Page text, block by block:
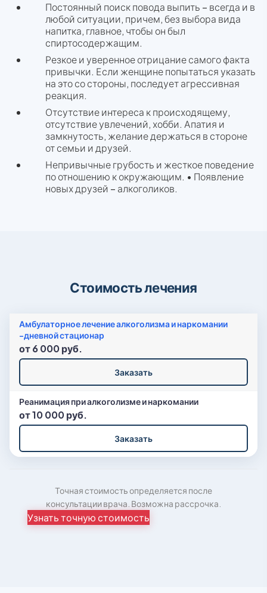
Постоянный поиск повода выпить – всегда и в
любой ситуации, причем, без выбора вида
напитка, главное, чтобы он был
спиртосодержащим.
Резкое и уверенное отрицание самого факта
привычки. Если женщине попытаться указать
на это со стороны, последует агрессивная
реакция.
Отсутствие интереса к происходящему,
отсутствие увлечений, хобби. Апатия и
замкнутость, желание держаться в стороне
от семьи и друзей.
Непривычные грубость и жесткое поведение
по отношению к окружающим. • Появление
новых друзей – алкоголиков.
Стоимость лечения
Амбулаторное лечение алкоголизма и наркомании
-дневной стационар
от 6 000 руб.
Заказать
Реанимация при алкоголизме и наркомании
от 10 000 руб.
Заказать
Точная стоимость определяется после
консультации врача. Возможна рассрочка.
Узнать точную стоимость